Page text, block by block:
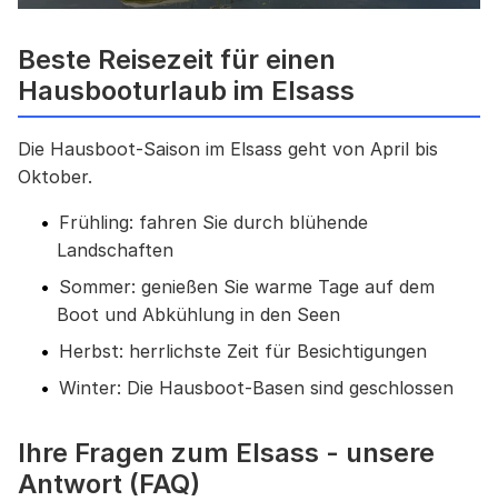
Beste Reisezeit für einen
Hausbooturlaub im Elsass
Die Hausboot-Saison im Elsass geht von April bis
Oktober.
Frühling: fahren Sie durch blühende
Landschaften
Sommer: genießen Sie warme Tage auf dem
Boot und Abkühlung in den Seen
Herbst: herrlichste Zeit für Besichtigungen
Winter: Die Hausboot-Basen sind geschlossen
Ihre Fragen zum Elsass - unsere
Antwort (FAQ)